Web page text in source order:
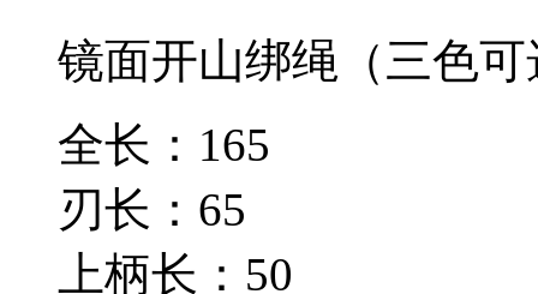
镜面开山绑绳（三色可
全长：165
刃长：65
上柄长：50